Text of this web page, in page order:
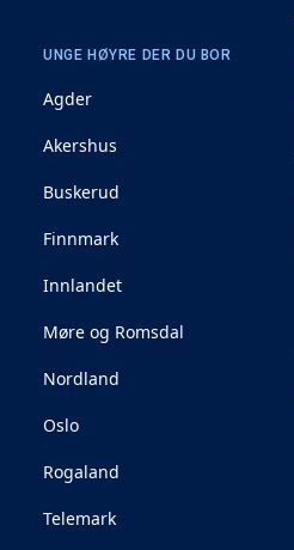
UNGE HØYRE DER DU BOR
Agder
Akershus
Buskerud
Finnmark
Innlandet
Møre og Romsdal
Nordland
Oslo
Rogaland
Telemark